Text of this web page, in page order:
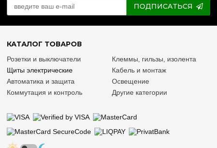
ПОДПИСАТЬСЯ
КАТАЛОГ ТОВАРОВ
Розетки и выключатели
Щиты электрические
Автоматика и защита
Коммутация и контроль
Клеммы, гильзы, изолента
Кабель и монтаж
Освещение
Другие категории